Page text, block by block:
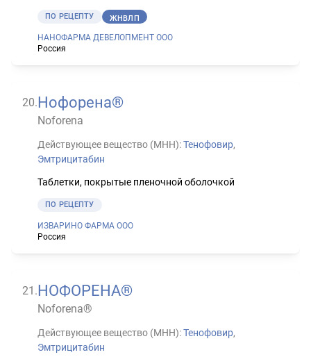
ПО РЕЦЕПТУ ЖНВЛП
НАНОФАРМА ДЕВЕЛОПМЕНТ ООО
Россия
20.Нофорена®
Noforena
Действующее вещество (МНН):Тенофовир,
Эмтрицитабин
Таблетки, покрытые пленочной оболочкой
ПО РЕЦЕПТУ
ИЗВАРИНО ФАРМА ООО
Россия
21 .НОФОРЕНА®
Noforena®
Действующее вещество (МНН):Тенофовир,
Эмтрицитабин